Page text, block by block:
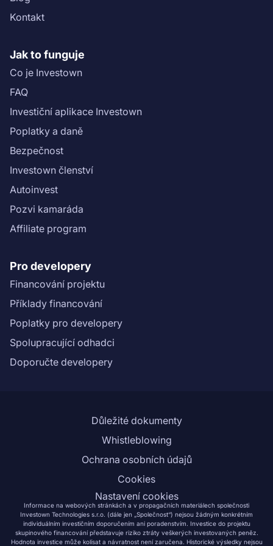
Kontakt
Jak to funguje
Co je Investown
FAQ
Investiční aplikace Investown
Poplatky a daně
Bezpečnost
Investown členství
Autoinvest
Pozvi kamaráda
Affiliate program
Pro developery
Financování projektu
Příklady financování
Poplatky pro developery
Spolupracující odhadci
Doporučte developery
Důležité dokumenty
Whistleblowing
Ochrana osobních údajů
Cookies
Nastavení cookies
Informace na webových stránkách a v propagačních materiálech společnosti
Investown Technologies s.r.o. (dále jen „Společnost“) nejsou žádným konkrétním
individuálním investičním doporučením ani poradenstvím. Investice do projektu
skupinového financování představuje riziko ztráty veškerých investovaných peněz.
Hodnota investice může kolísat a návratnost není zaručena. Historické výsledky nejsou